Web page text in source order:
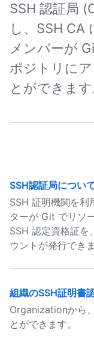
SSH 認証局
し、SSH CA
メンバーが
ポジトリに
とができます
SSH認証局につい
SSH 証明機関を利
ターが Git でリソ
SSH 認定資格証
ウントが発行できま
組織のSSH証明書
Organizationから
とができます。